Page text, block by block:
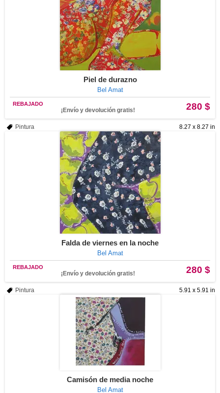
Piel de durazno
Bel Amat
280 $
REBAJADO
¡Envío y devolución gratis!
8.27 x 8.27 in
Pintura
Falda de viernes en la noche
Bel Amat
280 $
REBAJADO
¡Envío y devolución gratis!
5.91 x 5.91 in
Pintura
Camisón de media noche
Bel Amat